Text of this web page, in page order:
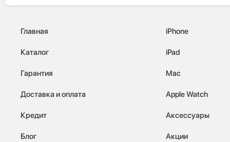
Главная
Каталог
Гарантия
Доставка и оплата
Кредит
Блог
iPhone
iPad
Mac
Apple Watch
Аксессуары
Акции